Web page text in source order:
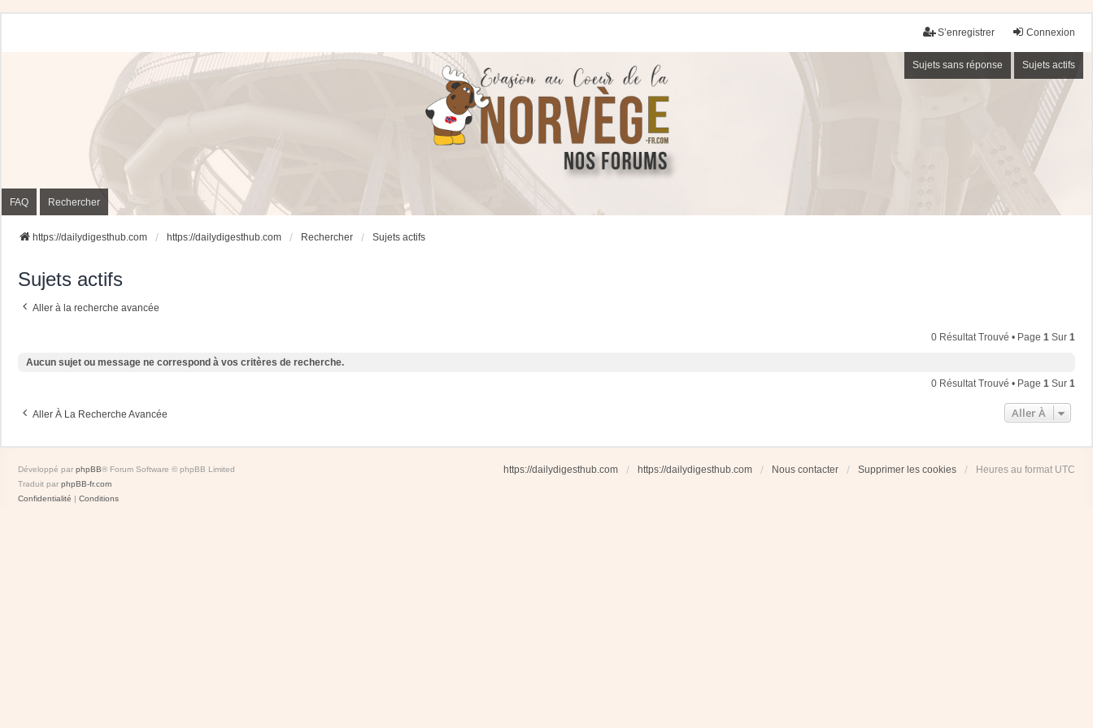
Connexion
S’enregistrer
Sujets sans réponse Sujets actifs
FAQ Rechercher
https://dailydigesthub.com https://dailydigesthub.com Rechercher Sujets actifs
Sujets actifs
Aller à la recherche avancée
0 Résultat Trouvé • Page 1 Sur 1
Aucun sujet ou message ne correspond à vos critères de recherche.
0 Résultat Trouvé • Page 1 Sur 1
Aller À La Recherche Avancée Aller À
https://dailydigesthub.com https://dailydigesthub.com Nous contacter Supprimer les cookies Heures au format UTC
Développé par phpBB® Forum Software © phpBB Limited
Traduit par phpBB-fr.com
Confidentialité | Conditions